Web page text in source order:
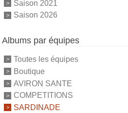
Saison 2021
Saison 2026
Albums par équipes
Toutes les équipes
Boutique
AVIRON SANTE
COMPETITIONS
SARDINADE